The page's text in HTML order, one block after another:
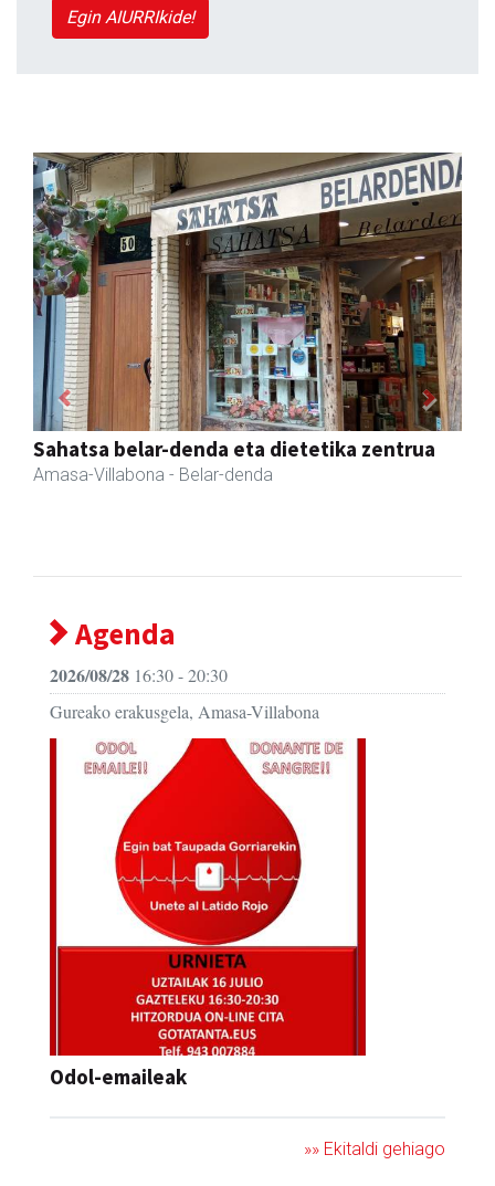
Egin AIURRIkide!
Fleming Herri Eskola
Amasa-Villabona - Hezkuntza
Previous Next
Agenda
2026/08/28 16:30 - 20:30
Gureako erakusgela, Amasa-Villabona
Odol-emaileak
»» Ekitaldi gehiago